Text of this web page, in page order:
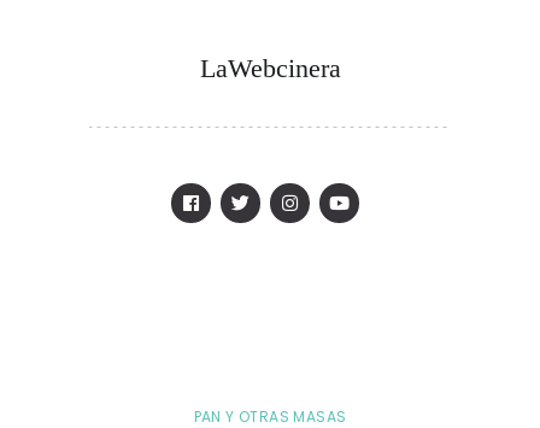
LaWebcinera
PAN Y OTRAS MASAS